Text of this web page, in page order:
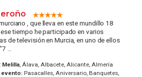
, que lleva en este mundillo 18
ese tiempo he participado en varios
de televisión en Murcia, en uno de ellos
...
Melilla, Álava, Albacete, Alicante, Almería
Pasacalles, Aniversario, Banquetes,